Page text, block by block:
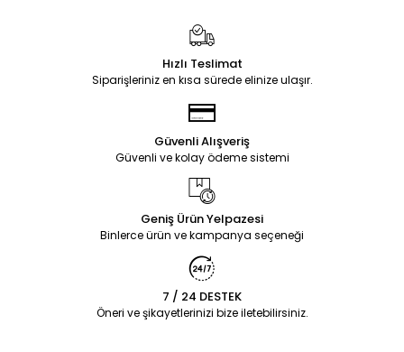
Hızlı Teslimat
Siparişleriniz en kısa sürede elinize ulaşır.
Güvenli Alışveriş
Güvenli ve kolay ödeme sistemi
Geniş Ürün Yelpazesi
Binlerce ürün ve kampanya seçeneği
7 / 24 DESTEK
Öneri ve şikayetlerinizi bize iletebilirsiniz.